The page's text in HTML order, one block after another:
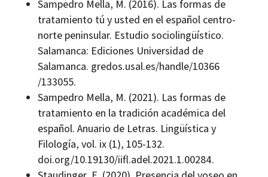
Sampedro Mella, M. (2016). Las formas de
tratamiento tú y usted en el español centro-
norte peninsular. Estudio sociolingüístico.
Salamanca: Ediciones Universidad de
Salamanca. gredos.usal.es/handle/10366
/133055.
Sampedro Mella, M. (2021). Las formas de
tratamiento en la tradición académica del
español. Anuario de Letras. Lingüística y
Filología, vol. ix (1), 105-132.
doi.org/10.19130/iifl.adel.2021.1.00284.